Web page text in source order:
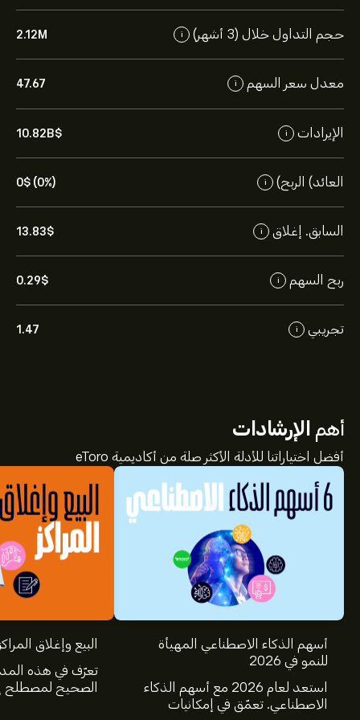
حجم التداول خلال (3 أشهر) i
2.12M
معدل سعر السهم i
47.67
الإيرادات i
10.82B‎$‎
العائد) الربح) i
0‎$‎ (0%)
السابق. إغلاق i
13.83‎$‎
ربح السهم i
0.29‎$‎
تجريبي i
1.47
أهم الإرشادات
أفضل اختياراتنا للأدلة الأكثر صلة من أكاديمية eToro
أسهم الذكاء الاصطناعي المهيأة
للنمو في 2026
استعد لعام 2026 مع أسهم الذكاء
الاصطناعي. تعمّق في إمكانيات
البيع وإغلاق
تعرّف في هذه
الصحيح لمصطلح
سعر CWK.US الآن هو 13.83‎$‎.
متوسط السعر المستهدف لسهم Cushman & Wakefield PLC
هو 13.83‎$‎.
اشترك
في eToro لمعرفة التفاصيل حول توقعات